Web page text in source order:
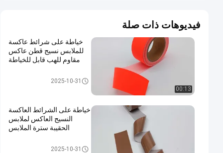
فيديوهات ذات صلة
00:13
خياطة على شرائط عاكسة
للملابس نسيج قطن عاكس
مقاوم للهب قابل للخياطة
Flame Retardant Reflective Ta
2025-10-31
خياطة على الشرائط العاكسة
النسيج العاكس لملابس
الحقيبة سترة الملابس
Flame Retardant Reflective Ta
2025-10-31